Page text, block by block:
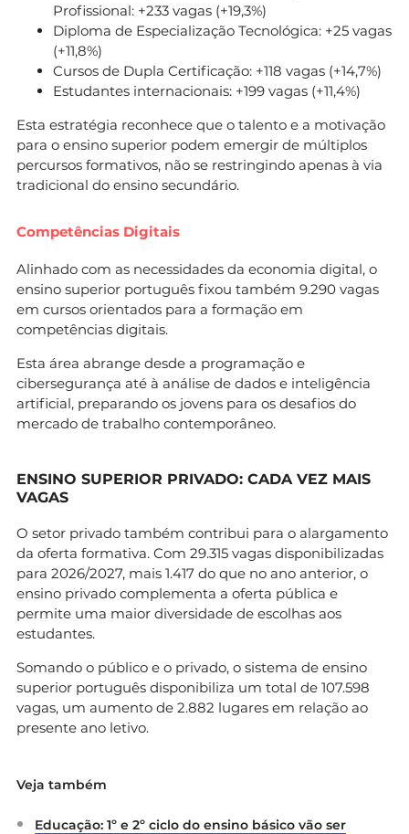
Profissional: +233 vagas (+19,3%)
Diploma de Especialização Tecnológica: +25 vagas
(+11,8%)
Cursos de Dupla Certificação: +118 vagas (+14,7%)
Estudantes internacionais: +199 vagas (+11,4%)
Esta estratégia reconhece que o talento e a motivação
para o ensino superior podem emergir de múltiplos
percursos formativos, não se restringindo apenas à via
tradicional do ensino secundário.
Competências Digitais
Alinhado com as necessidades da economia digital, o
ensino superior português fixou também 9.290 vagas
em cursos orientados para a formação em
competências digitais.
Esta área abrange desde a programação e
cibersegurança até à análise de dados e inteligência
artificial, preparando os jovens para os desafios do
mercado de trabalho contemporâneo.
ENSINO SUPERIOR PRIVADO: CADA VEZ MAIS
VAGAS
O setor privado também contribui para o alargamento
da oferta formativa. Com 29.315 vagas disponibilizadas
para 2026/2027, mais 1.417 do que no ano anterior, o
ensino privado complementa a oferta pública e
permite uma maior diversidade de escolhas aos
estudantes.
Somando o público e o privado, o sistema de ensino
superior português disponibiliza um total de 107.598
vagas, um aumento de 2.882 lugares em relação ao
presente ano letivo.
Veja também
Educação: 1º e 2º ciclo do ensino básico vão ser